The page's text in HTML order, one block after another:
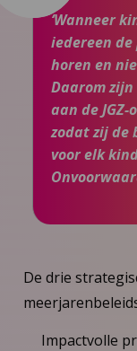
‘Wanneer
iedereen
horen en
Daarom
aan de
zodat zij de
voor elk
De drie
Impactvolle